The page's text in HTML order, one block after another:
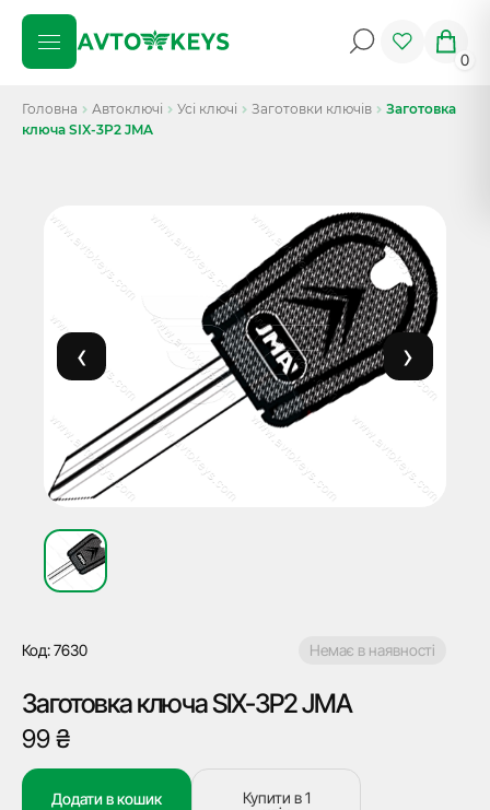
0
Головна Автоключі Усі ключі Заготовки ключів
Заготовка
ключа SIX-3P2 JMA
Код: 7630 Немає в наявності
Заготовка ключа SIX-3P2 JMA
99₴
Додати в кошик
Купити в 1